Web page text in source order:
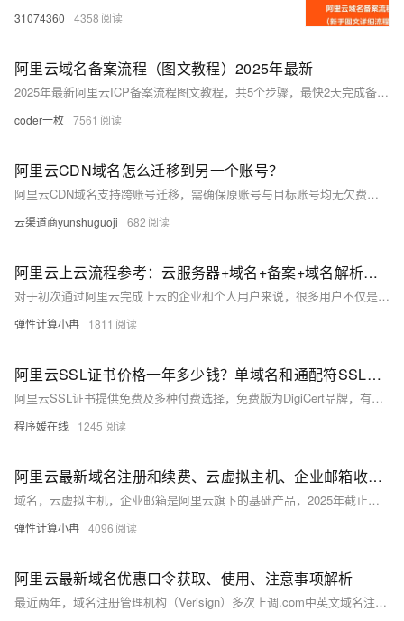
31074360 4358
阿里云域名备案流程（图文教程）2025年最新
2025年最新阿里云ICP备案流程图文教程，共5个步骤，最快2天完成备案。首先提交备案材料，阿里云初审（1个工作日内），通过后提交管局，接着进行工信部短信核验，最后等待管局审核（1-20天）。前4步最快1天完成，整体约2-21天。个人或企业均可操作，材料齐全更高效。需搭配阿里云中国大陆地域服务器备案。
coder一枚 7561
阿里云CDN域名怎么迁移到另一个账号？
阿里云CDN域名支持跨账号迁移，需确保原账号与目标账号均无欠费，且具备相应权限。仅支持单个迁移，需提前处理证书、回源鉴权及监控日志配置，避免业务中断。通过DNS或文件验证完成归属校验后，即可在控制台操作迁入。
云渠道商yunshuguoji 682
阿里云上云流程参考：云服务器+域名+备案+域名解析绑定，全流程图文详解
对于初次通过阿里云完成上云的企业和个人用户来说，很多用户不仅是需要选购云服务器，同时还需要注册域名以及完成备案和域名的解析相关流程，从而实现网站的上线。本文将以上云操作流程为核心，结合阿里云的活动政策与用户系统梳理云服务器选购、域名注册、备案申请及域名绑定四大关键环节，以供用户完成线上业务部署做出参考。
弹性计算小冉 1811
阿里云SSL证书价格一年多少钱？单域名和通配符SSL证书收费价格表
阿里云SSL证书提供免费及多种付费选择，免费版为DigiCert品牌，有效期3个月。付费证书涵盖DV、OV、EV类型，支持DigiCert、GlobalSign等品牌，价格从238元至万元不等，满足不同网站安全需求。
程序媛在线 1245
阿里云最新域名注册和续费、云虚拟主机、企业邮箱收费价格表参考
域名，云虚拟主机，企业邮箱是阿里云旗下的基础产品，2025年截止目前阿里云平台注册.com域名的收费标准是85元，新用户首次注册可享受一定的优惠。本文为大家介绍2025年阿里云在域名注册与续费、云虚拟主机、以及企业邮箱方面的最新收费标准与优惠政策，帮助用户更好的了解自己所需产品的收费标准，以供参考。
弹性计算小冉 4096
阿里云最新域名优惠口令获取、使用、注意事项解析
最近两年，域名注册管理机构（Verisign）多次上调.com中英文域名注册和续费价格，目前阿里云域名注册价格中，其中.com域名注册收费标准为85元1年，续费收费标准为95元1年。不过，阿里云深知用户的需求，特别为用户提供了多种域名优惠口令。本文将为大家详细介绍阿里云最新域名优惠口令的获取及使用教程和注意事项，帮助大家更好地利用这些优惠，降低域名使用成本。